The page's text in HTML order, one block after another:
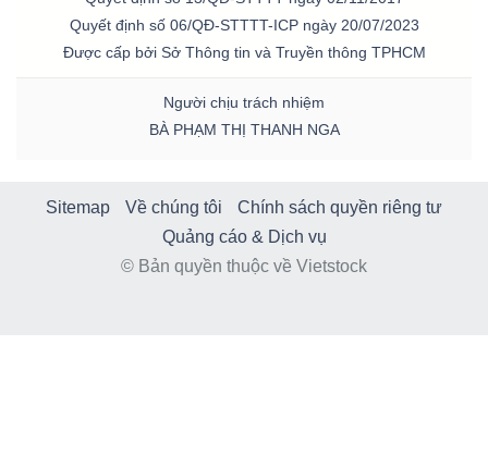
Quyết định số 06/QĐ-STTTT-ICP ngày 20/07/2023
Được cấp bởi Sở Thông tin và Truyền thông TPHCM
Người chịu trách nhiệm
BÀ PHẠM THỊ THANH NGA
Sitemap Về chúng tôi
Chính sách quyền riêng tư
Quảng cáo & Dịch vụ
© Bản quyền thuộc về Vietstock